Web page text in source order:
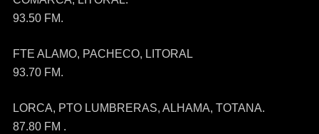
93.50 FM.
FTE ALAMO, PACHECO, LITORAL
93.70 FM.
LORCA, PTO LUMBRERAS, ALHAMA, TOTANA.
87.80 FM .